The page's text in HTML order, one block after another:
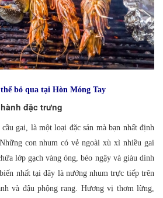
bỏ qua tại Hòn Móng Tay
đặc trưng
gai, là một loại đặc sản mà bạn nhất định
con nhum có vẻ ngoài xù xì nhiều gai
lớp gạch vàng óng, béo ngậy và giàu dinh
nhất tại đây là nướng nhum trực tiếp trên
và đậu phộng rang. Hương vị thơm lừng,